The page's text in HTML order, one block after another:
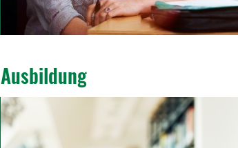
Ausbil­dung